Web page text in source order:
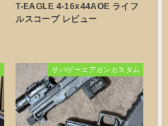
T-EAGLE 4-16x44AOE ライフ
ルスコープ レビュー
サバゲーエアガンカスタム